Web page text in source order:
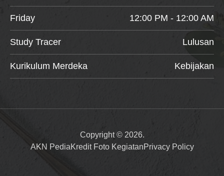
Friday 12:00 PM - 12:00 AM
Study Tracer Lulusan
Kurikulum Merdeka Kebijakan
Copyright © 2026.
AKN PediaKredit Foto KegiatanPrivacy Policy